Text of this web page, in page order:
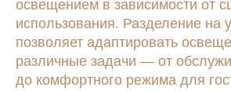
освещением в зависимости от
использования. Разделение на
позволяет адаптировать
различные задачи — от
до комфортного режима для